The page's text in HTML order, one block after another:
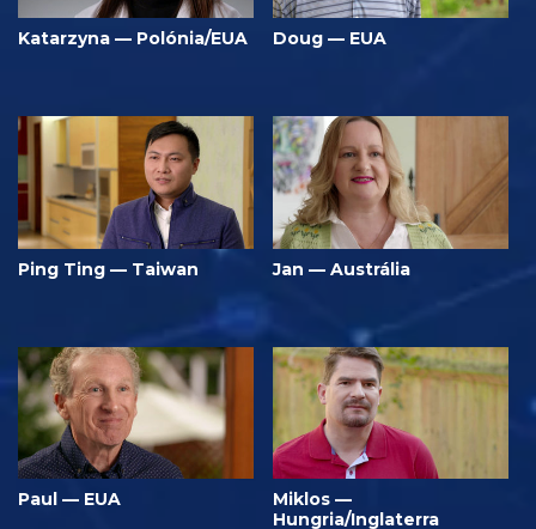
Katarzyna — Polónia/EUA Doug — EUA
Ping Ting — Taiwan Jan — Austrália
Paul — EUA
Miklos —
Hungria/Inglaterra